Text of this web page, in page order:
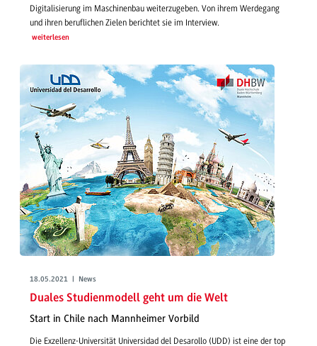
Digitalisierung im Maschinenbau weiterzugeben. Von ihrem Werdegang
und ihren beruflichen Zielen berichtet sie im Interview.
weiterlesen
18.05.2021 | News
Duales Studienmodell geht um die Welt
Start in Chile nach Mannheimer Vorbild
Die Exzellenz-Universität Universidad del Desarollo (UDD) ist eine der top